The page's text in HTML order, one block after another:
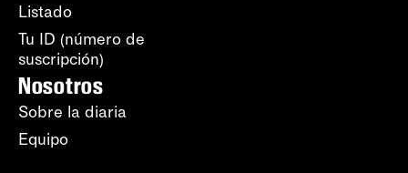
Listado
Tu ID (número de
suscripción)
Nosotros
Sobre la diaria
Equipo